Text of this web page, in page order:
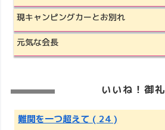
現キャンピングカーとお別れ
元気な会長
いいね！御礼
難関を一つ超えて ( 24 )